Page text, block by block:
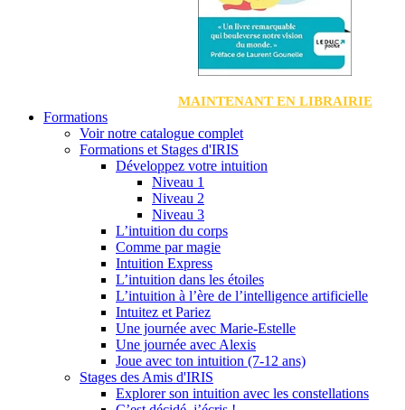
MAINTENANT EN LIBRAIRIE
Formations
Voir notre catalogue complet
Formations et Stages d'IRIS
Développez votre intuition
Niveau 1
Niveau 2
Niveau 3
L’intuition du corps
Comme par magie
Intuition Express
L’intuition dans les étoiles
L’intuition à l’ère de l’intelligence artificielle
Intuitez et Pariez
Une journée avec Marie-Estelle
Une journée avec Alexis
Joue avec ton intuition (7-12 ans)
Stages des Amis d'IRIS
Explorer son intuition avec les constellations